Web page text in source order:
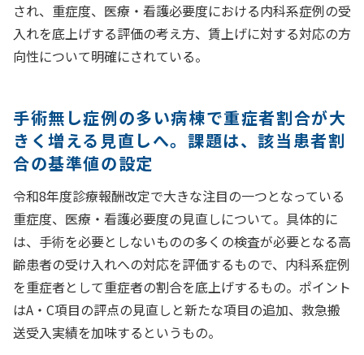
され、重症度、医療・看護必要度における内科系症例の受
入れを底上げする評価の考え方、賃上げに対する対応の方
向性について明確にされている。
手術無し症例の多い病棟で重症者割合が大
きく増える見直しへ。課題は、該当患者割
合の基準値の設定
令和8年度診療報酬改定で大きな注目の一つとなっている
重症度、医療・看護必要度の見直しについて。具体的に
は、手術を必要としないものの多くの検査が必要となる高
齢患者の受け入れへの対応を評価するもので、内科系症例
を重症者として重症者の割合を底上げするもの。ポイント
はA・C項目の評点の見直しと新たな項目の追加、救急搬
送受入実績を加味するというもの。